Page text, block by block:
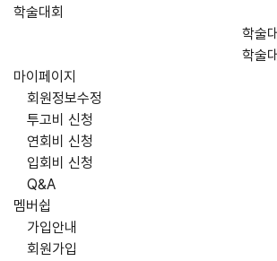
학술대회
학술
학술
마이페이지
회원정보수정
투고비 신청
연회비 신청
입회비 신청
Q&A
멤버쉽
가입안내
회원가입